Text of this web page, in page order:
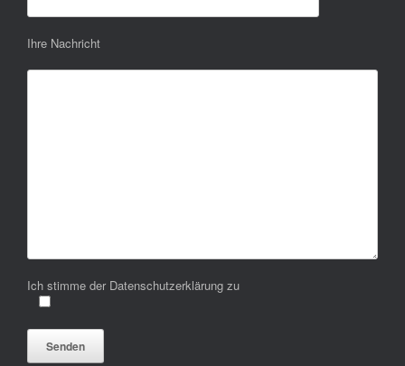
Ihre Nachricht
Ich stimme der Datenschutzerklärung zu
Bitte lasse dieses Feld leer.